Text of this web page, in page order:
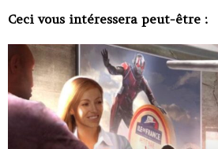
Ceci vous intéressera peut-être :